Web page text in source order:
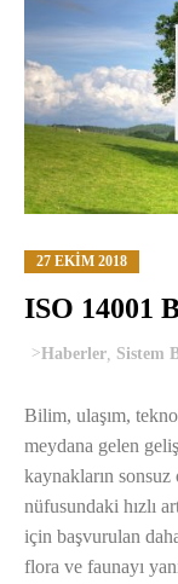
27 EKIM 2018
ISO 14001
>Haberler Sistem
Bilim, ulaşım,
meydana gelen
kaynakların
nüfusundaki hızlı
için başvurulan
flora ve faunayı